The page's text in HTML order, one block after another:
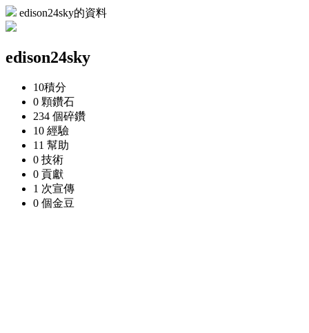
edison24sky的資料
edison24sky
10積分
0 顆鑽石
234 個碎鑽
10 經驗
11 幫助
0 技術
0 貢獻
1 次宣傳
0 個金豆